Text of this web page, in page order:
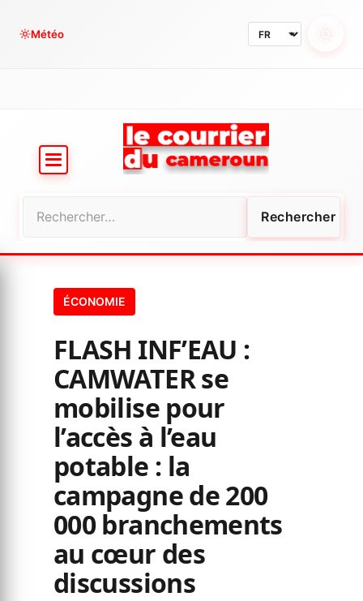
Météo
ÉCONOMIE
FLASH INF’EAU :
CAMWATER se
mobilise pour
l’accès à l’eau
potable : la
campagne de 200
000 branchements
au cœur des
discussions